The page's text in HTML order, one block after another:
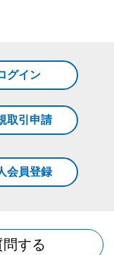
グイン
取引申請
会員登録
する